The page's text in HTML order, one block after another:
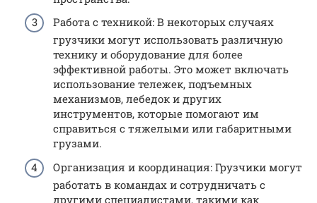
Работа с техникой: В некоторых случаях
грузчики могут использовать различную
технику и оборудование для более
эффективной работы. Это может включать
использование тележек, подъемных
механизмов, лебедок и других
инструментов, которые помогают им
справиться с тяжелыми или габаритными
грузами.
Организация и координация: Грузчики могут
работать в командах и сотрудничать с
другими специалистами, такими как